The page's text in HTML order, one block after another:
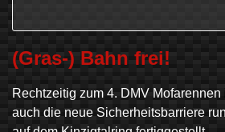
(Gras-) Bahn frei!
Rechtzeitig zum 4. DMV
auch die neue Sicherheitsbarriere